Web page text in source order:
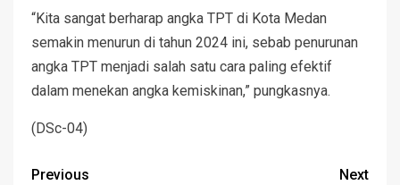
“Kita sangat berharap angka TPT di Kota Medan
semakin menurun di tahun 2024 ini, sebab penurunan
angka TPT menjadi salah satu cara paling efektif
dalam menekan angka kemiskinan,” pungkasnya.
(DSc-04)
Previous
Next